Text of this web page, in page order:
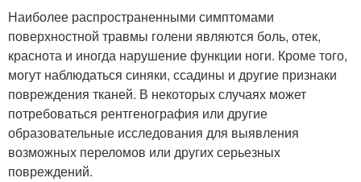
Наиболее распространенными симптомами
поверхностной травмы голени являются боль, отек,
краснота и иногда нарушение функции ноги. Кроме того,
могут наблюдаться синяки, ссадины и другие признаки
повреждения тканей. В некоторых случаях может
потребоваться рентгенография или другие
образовательные исследования для выявления
возможных переломов или других серьезных
повреждений.